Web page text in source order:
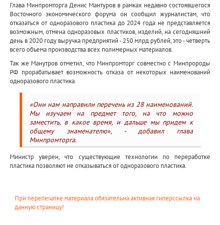
Глава Минпромторга Денис Мантуров в рамках недавно состоявшегося
Восточного экономического форума он сообщил журналистам, что
отказаться от одноразового пластика до 2024 года не представляется
возможным, отмена одноразовых пластиков, изделий, на сегодняшний
день в 2020 году выручка предприятий - 250 млрд рублей, это - четверть
всего объема производства всех полимерных материалов.
Так же Манутров отметил, что Минпромторг совместно с Минпророды
РФ прорабатывает возможность отказа от некоторых наименований
одноразового пластика.
«Они нам направили перечень из 28 наименований.
Мы изучаем на предмет того, на что можно
заместить, в какое время, и дальше мы придем к
общему знаменателю», - добавил глава
Минпромторга.
Министр уверен, что существующие технологии по переработке
пластика позволяют не отказываться от одноразового пластика.
При перепечатке материала обязательна активная гиперссылка на
данную страницу!